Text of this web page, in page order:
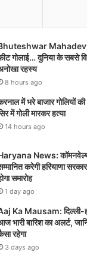
गोलाई… दुनिया के सबसे
रहस्य
8 hours ago
में भरे बाजार गोलियों
में गोली मारकर हत्या
14 hours ago
News: कॉमनवेल्थ
करेगी हरियाणा
समारोह
1 day ago
Ka Mausam: दिल्ली-
भारी बारिश का अलर्ट,
रहेगा
3 days ago